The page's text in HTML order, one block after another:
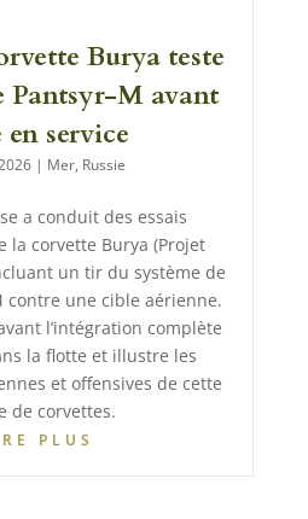
Burya teste
Pantsyr-M avant
en service
| Mer, Russie
a conduit des essais
la corvette Burya (Projet
un tir du système de
contre une cible aérienne.
l’intégration complète
la flotte et illustre les
et offensives de cette
de corvettes.
PLUS